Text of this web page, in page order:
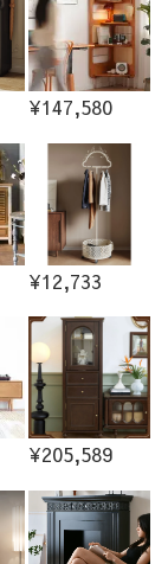
¥147,580
¥12,733
¥205,589